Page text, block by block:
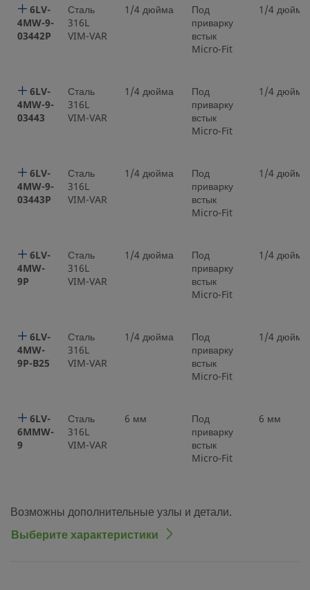
6LV-
4MW-9-
03442P
Сталь
316L
VIM-VAR
1/4 дюйма
Под
приварку
встык
Micro-Fit
1/4 дюйма
6LV-
4MW-9-
03443
Сталь
316L
VIM-VAR
1/4 дюйма
Под
приварку
встык
Micro-Fit
1/4 дюйма
6LV-
4MW-9-
03443P
Сталь
316L
VIM-VAR
1/4 дюйма
Под
приварку
встык
Micro-Fit
1/4 дюйма
6LV-
4MW-
9P
Сталь
316L
VIM-VAR
1/4 дюйма
Под
приварку
встык
Micro-Fit
1/4 дюйма
6LV-
4MW-
9P-B25
Сталь
316L
VIM-VAR
1/4 дюйма
Под
приварку
встык
Micro-Fit
1/4 дюйма
6LV-
6MMW-
9
Сталь
316L
VIM-VAR
6 мм
Под
приварку
встык
Micro-Fit
6 мм
Возможны дополнительные узлы и детали.
Выберите характеристики